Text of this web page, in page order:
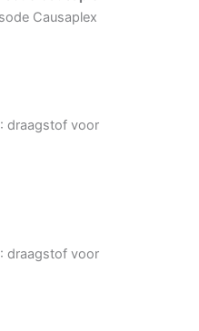
Causaplex
draagstof voor
draagstof voor